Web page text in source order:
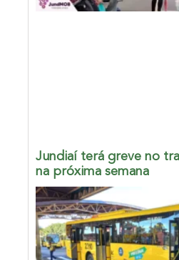
Jundiaí terá greve no
na próxima semana